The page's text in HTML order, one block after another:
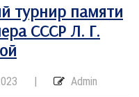
турнир памяти
СССР Л. Г.
| Admin